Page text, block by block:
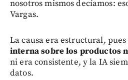
nosotros mismos decíamos:
Vargas.
La causa era estructural, pues
interna sobre los productos
ni era consistente, y la IA
datos.